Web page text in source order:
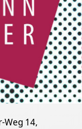
Weg 14,